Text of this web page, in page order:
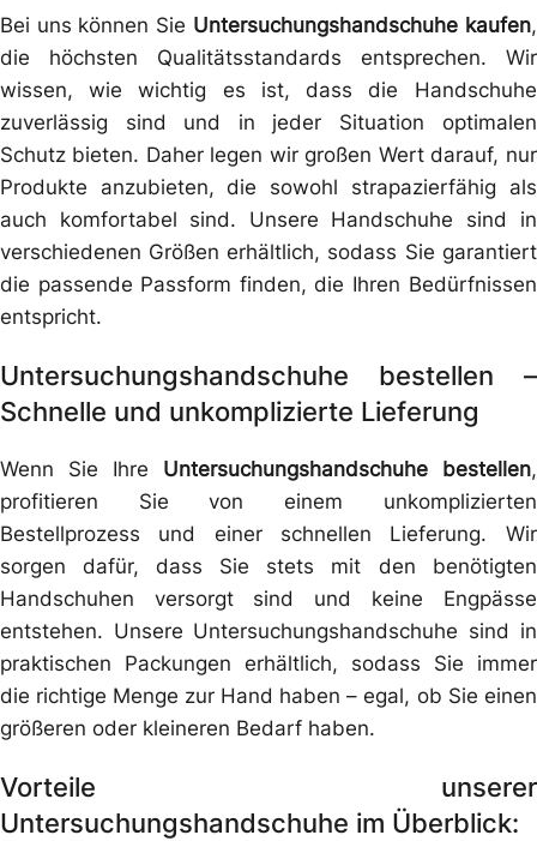
Bei uns können Sie Untersuchungshandschuhe kaufen,
die höchsten Qualitätsstandards entsprechen. Wir
wissen, wie wichtig es ist, dass die Handschuhe
zuverlässig sind und in jeder Situation optimalen
Schutz bieten. Daher legen wir großen Wert darauf, nur
Produkte anzubieten, die sowohl strapazierfähig als
auch komfortabel sind. Unsere Handschuhe sind in
verschiedenen Größen erhältlich, sodass Sie garantiert
die passende Passform finden, die Ihren Bedürfnissen
entspricht.
Untersuchungshandschuhe bestellen –
Schnelle und unkomplizierte Lieferung
Wenn Sie Ihre Untersuchungshandschuhe bestellen,
profitieren Sie von einem unkomplizierten
Bestellprozess und einer schnellen Lieferung. Wir
sorgen dafür, dass Sie stets mit den benötigten
Handschuhen versorgt sind und keine Engpässe
entstehen. Unsere Untersuchungshandschuhe sind in
praktischen Packungen erhältlich, sodass Sie immer
die richtige Menge zur Hand haben – egal, ob Sie einen
größeren oder kleineren Bedarf haben.
Vorteile unserer
Untersuchungshandschuhe im Überblick: